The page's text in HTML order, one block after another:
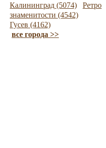
Калининград (5074)
Ретро
знаменитости (4542)
Гусев (4162)
все города >>